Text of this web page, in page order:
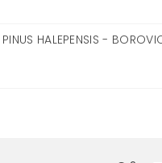
PINUS HALEPENSIS -